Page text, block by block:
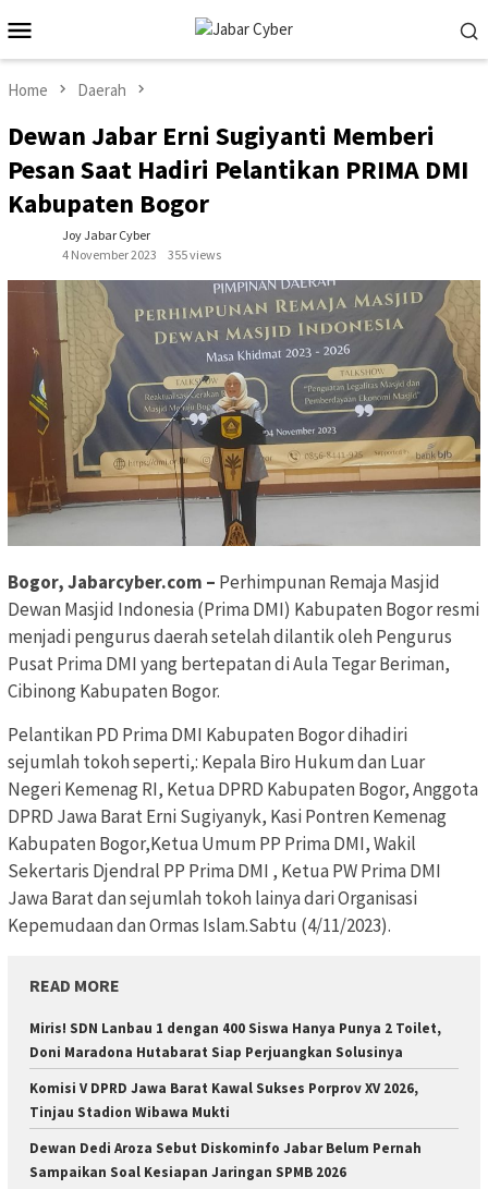
to
contentMenu
Home Daerah
Dewan Jabar Erni Sugiyanti Memberi
Pesan Saat Hadiri Pelantikan PRIMA DMI
Kabupaten Bogor
Joy Jabar Cyber
4 November 2023
355 views
Bogor, Jabarcyber.com – Perhimpunan Remaja Masjid
Dewan Masjid Indonesia (Prima DMI) Kabupaten Bogor resmi
menjadi pengurus daerah setelah dilantik oleh Pengurus
Pusat Prima DMI yang bertepatan di Aula Tegar Beriman,
Cibinong Kabupaten Bogor.
Pelantikan PD Prima DMI Kabupaten Bogor dihadiri
sejumlah tokoh seperti,: Kepala Biro Hukum dan Luar
Negeri Kemenag RI, Ketua DPRD Kabupaten Bogor, Anggota
DPRD Jawa Barat Erni Sugiyanyk, Kasi Pontren Kemenag
Kabupaten Bogor,Ketua Umum PP Prima DMI, Wakil
Sekertaris Djendral PP Prima DMI , Ketua PW Prima DMI
Jawa Barat dan sejumlah tokoh lainya dari Organisasi
Kepemudaan dan Ormas Islam.Sabtu (4/11/2023).
READ MORE
Miris! SDN Lanbau 1 dengan 400 Siswa Hanya Punya 2 Toilet,
Doni Maradona Hutabarat Siap Perjuangkan Solusinya
Komisi V DPRD Jawa Barat Kawal Sukses Porprov XV 2026,
Tinjau Stadion Wibawa Mukti
Dewan Dedi Aroza Sebut Diskominfo Jabar Belum Pernah
Sampaikan Soal Kesiapan Jaringan SPMB 2026